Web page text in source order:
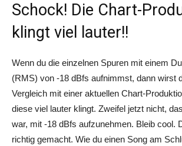
Schock! Die Chart-
klingt viel lauter!!
Wenn du die einzelnen Spuren mit einem
(RMS) von -18 dBfs aufnimmst, dann wirst
Vergleich mit einer aktuellen Chart-
diese viel lauter klingt. Zweifel jetzt nicht,
war, mit -18 dBfs aufzunehmen. Bleib cool.
richtig gemacht. Wie du einen Song am